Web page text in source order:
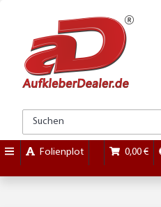
Folienplot 0,00 €